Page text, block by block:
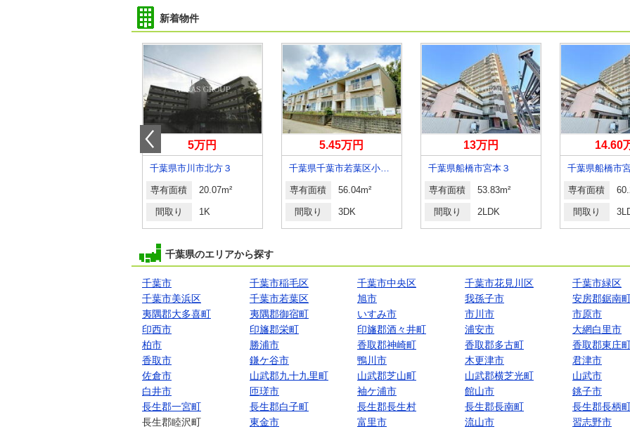
新着物件
5万円
千葉県市川市北方３
専有面積 20.07m²
間取り 1K
5.45万円
千葉県千葉市若葉区小倉町
専有面積 56.04m²
間取り 3DK
13万円
千葉県船橋市宮本３
専有面積 53.83m²
間取り 2LDK
14.60
千葉県船橋市
専有面積
間取り
千葉県のエリアから探す
千葉市 千葉市稲毛区 千葉市中央区 千葉市花見川区
千葉市緑区
千葉市美浜区
千葉市若葉区 旭市 我孫子市
安房郡鋸南
夷隅郡大多喜町
夷隅郡御宿町 いすみ市 市川市
市原市
印西市
印旛郡栄町 印旛郡酒々井町 浦安市
大網白里市
柏市
勝浦市 香取郡神崎町 香取郡多古町
香取郡東庄
香取市
鎌ケ谷市 鴨川市 木更津市
君津市
佐倉市
山武郡九十九里町 山武郡芝山町 山武郡横芝光町
山武市
白井市
匝瑳市 袖ケ浦市 館山市
銚子市
長生郡一宮町
長生郡白子町 長生郡長生村 長生郡長南町
長生郡長柄
長生郡睦沢町
東金市 富里市 流山市
習志野市